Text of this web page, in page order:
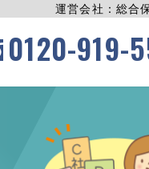
運営会社：総合
0120-919-